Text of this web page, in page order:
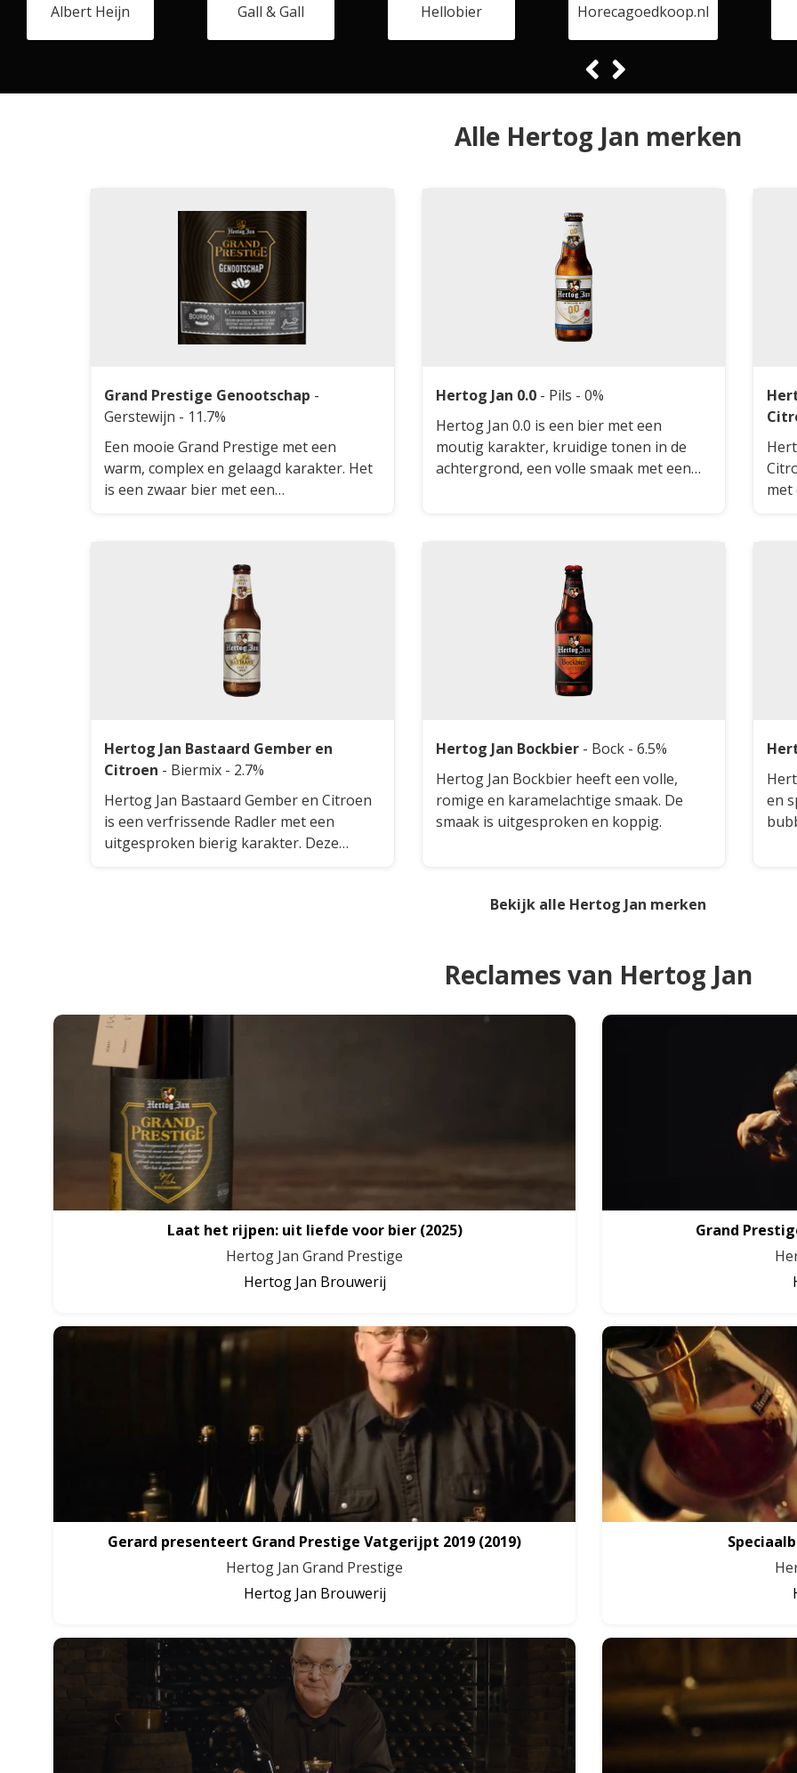
Albert Heijn Gall & Gall Hellobier Horecagoedkoop.nl
Alle Hertog Jan merken
Grand Prestige Genootschap -
Gerstewijn - 11.7%
Een mooie Grand Prestige met een
warm, complex en gelaagd karakter. Het
is een zwaar bier met een
en verfijnde moutbitterheden in herkent.
Hertog Jan 0.0 - Pils - 0%
Hertog Jan 0.0 is een bier met een
moutig karakter, kruidige tonen in de
achtergrond, een volle smaak met een
Hertog Jan Bastaard Gember en
Citroen - Biermix - 2.7%
Hertog Jan Bastaard Gember en Citroen
is een verfrissende Radler met een
uitgesproken bierig karakter. Deze
Hertog Jan Bockbier - Bock - 6.5%
Hertog Jan Bockbier heeft een volle,
romige en karamelachtige smaak. De
smaak is uitgesproken en koppig.
en
Bekijk alle Hertog Jan merken
Reclames van Hertog Jan
Laat het rijpen: uit liefde voor bier (2025)
Hertog Jan Grand Prestige
Hertog Jan Brouwerij
Grand
Gerard presenteert Grand Prestige Vatgerijpt 2019 (2019)
Hertog Jan Grand Prestige
Hertog Jan Brouwerij